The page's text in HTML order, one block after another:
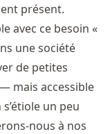
présent.
avec ce besoin «
une société
de petites
mais accessible
un peu
nous à nos